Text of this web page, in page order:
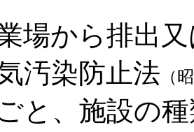
場から排出
汚染防止法 （
と、施設の